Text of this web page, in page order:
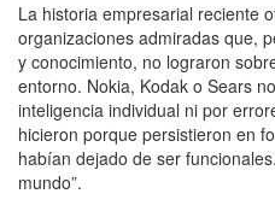
La historia empresarial reciente
organizaciones admiradas que,
y conocimiento, no lograron
entorno. Nokia, Kodak o Sears
inteligencia individual ni por
hicieron porque persistieron en
habían dejado de ser
mundo”.